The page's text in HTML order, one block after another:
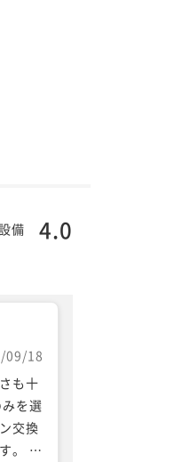
備 4.0
09/18
も十
を選
交換
。 バ